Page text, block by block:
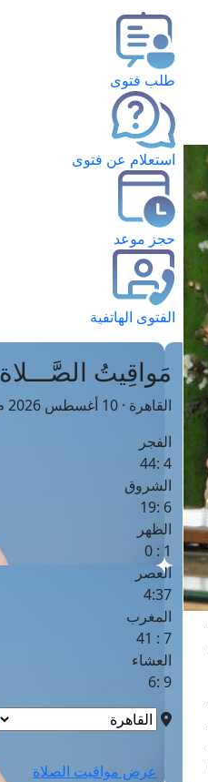
طلب فتوى
استعلام عن فتوى
حجز موعد
الفتوى الهاتفية
مَواقِيتُ الصَّـــلاة
القاهرة · 10 أغسطس 2026 م
الفجر
4 :44
الشروق
6 :19
الظهر
1 : 0
العصر
4:37
المغرب
7 : 41
العشاء
9 :6
عرض مواقيت الصلاة